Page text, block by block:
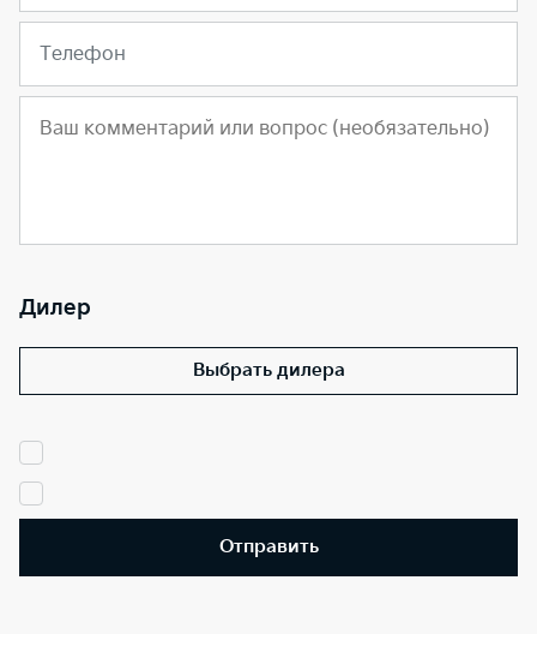
Телефон
Дилер
Выбрать дилера
Отправить